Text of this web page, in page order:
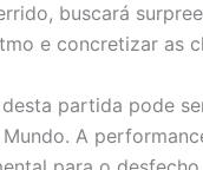
buscará
e concretizar as
partida pode
A